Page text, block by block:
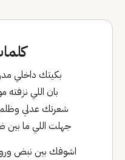
بكيتك داخلي
بان اللي
شعرتك عدلي
جهلت اللي ما
اشوفك بين نبض